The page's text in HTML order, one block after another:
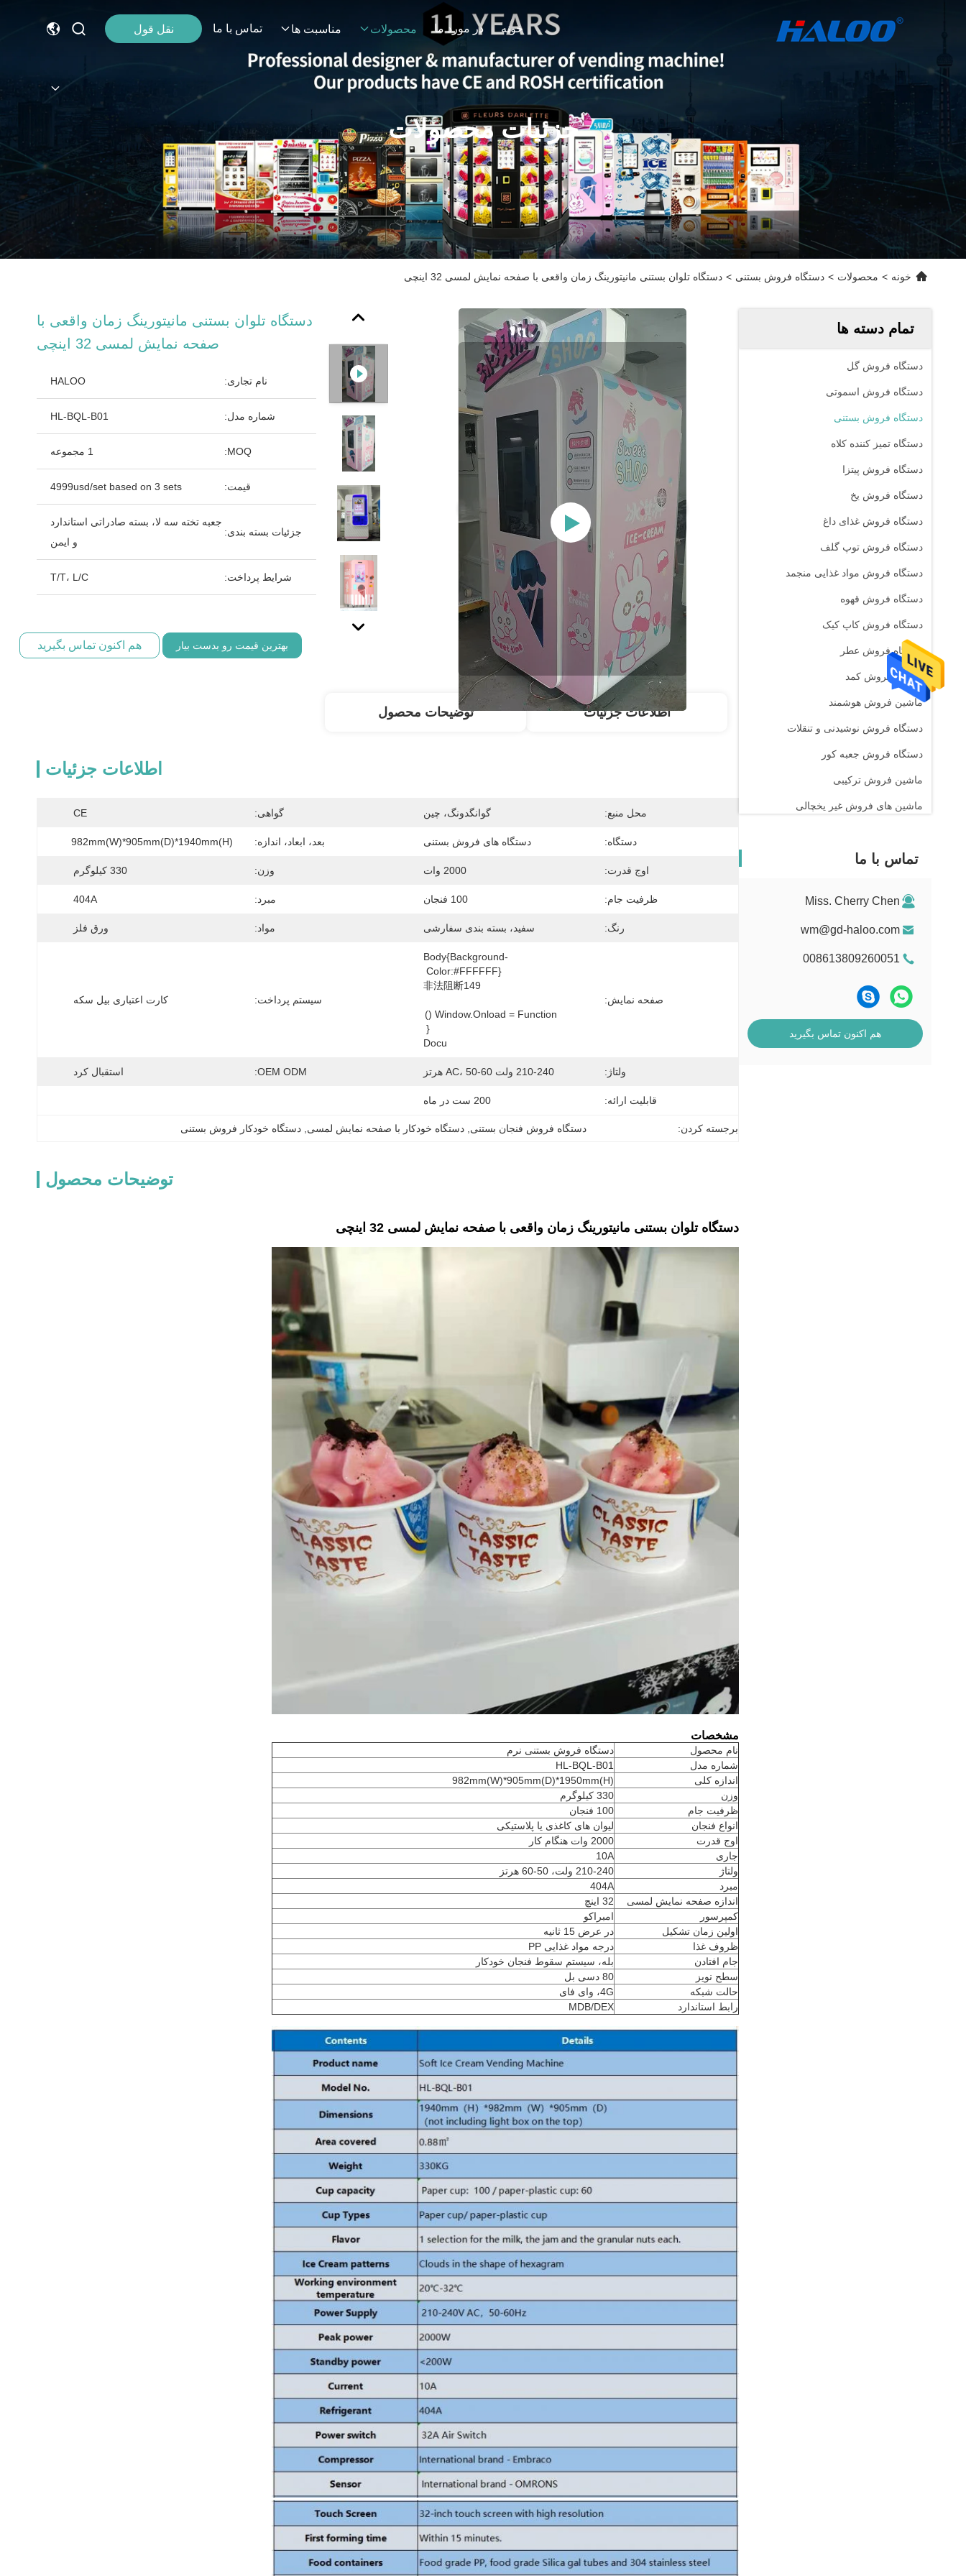
خونه در مورد ما محصولات مناسبت ها تماس با ما نقل قول
جزئیات محصولات
خونه > محصولات > دستگاه فروش بستنی > دستگاه تلوان بستنی مانیتورینگ زمان واقعی با صفحه نمایش لمسی 32 اینچی
تمام دسته ها
دستگاه فروش گل
دستگاه فروش اسموتی
دستگاه فروش بستنی
دستگاه تمیز کننده کلاه
دستگاه فروش پیتزا
دستگاه فروش یخ
دستگاه فروش غذای داغ
دستگاه فروش توپ گلف
دستگاه فروش مواد غذایی منجمد
دستگاه فروش قهوه
دستگاه فروش کاپ کیک
دستگاه فروش عطر
ماشین فروش کمد
ماشین فروش هوشمند
دستگاه فروش نوشیدنی و تنقلات
دستگاه فروش جعبه کور
ماشین فروش ترکیبی
ماشین های فروش غیر یخچالی
ماشین فروش مواد شوینده مایع
دستگاه فروش اسباب بازی جنسی
دستگاه فروش ناخن
تماس با ما
Miss. Cherry Chen
wm@gd-haloo.com
008613809260051
هم اکنون تماس بگیرید
دستگاه تلوان بستنی مانیتورینگ زمان واقعی با
صفحه نمایش لمسی 32 اینچی
نام تجاری: HALOO
شماره مدل: HL-BQL-B01
MOQ: 1 مجموعه
قیمت: 4999usd/set based on 3 sets
جزئیات بسته بندی:
جعبه تخته سه لا، بسته صادراتی استاندارد
و ایمن
شرایط پرداخت: T/T، L/C
بهترین قیمت رو بدست بیار هم اکنون تماس بگیرید
اطلاعات جزئیات توضیحات محصول
اطلاعات جزئیات
محل منبع: گوانگدونگ، چین گواهی: CE
دستگاه: دستگاه های فروش بستنی بعد، ابعاد، اندازه: 982mm(W)*905mm(D)*1940mm(H)
اوج قدرت: 2000 وات وزن: 330 کیلوگرم
ظرفیت جام: 100 فنجان مبرد: 404A
رنگ: سفید، بسته بندی سفارشی مواد: ورق فلز
صفحه نمایش:
Body{background-
سیستم پرداخت: کارت اعتباری بیل سکه
ولتاژ: 210-240 ولت AC، 50-60 هرتز OEM ODM: استقبال کرد
قابلیت ارائه: 200 ست در ماه
برجسته کردن: دستگاه فروش فنجان بستنی , دستگاه خودکار با صفحه نمایش لمسی , دستگاه خودکار فروش بستنی
توضیحات محصول
دستگاه تلوان بستنی مانیتورینگ زمان واقعی با صفحه نمایش لمسی 32 اینچی
مشخصات
نام محصول
دستگاه فروش بستنی نرم
شماره مدل
HL-BQL-B01
اندازه کلی
982mm(W)*905mm(D)*1950mm(H)
وزن
330 کیلوگرم
ظرفیت جام
100 فنجان
انواع فنجان
لیوان های کاغذی یا پلاستیکی
اوج قدرت
2000 وات هنگام کار
جاری
10A
ولتاژ
210-240 ولت، 50-60 هرتز
مبرد
404A
اندازه صفحه نمایش لمسی
32 اینچ
کمپرسور
امبراکو
اولین زمان تشکیل
در عرض 15 ثانیه
ظروف غذا
درجه مواد غذایی PP
جام افتادن
بله، سیستم سقوط فنجان خودکار
سطح نویز
80 دسی بل
حالت شبکه
4G، وای فای
رابط استاندارد
MDB/DEX